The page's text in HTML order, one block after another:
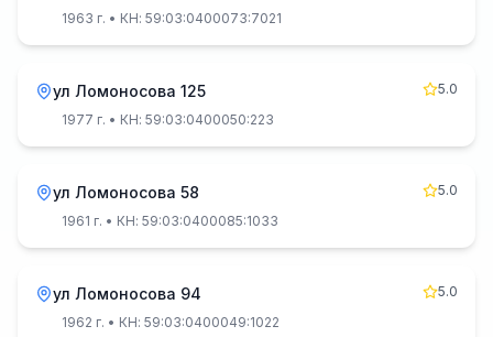
1963 г. • КН: 59:03:0400073:7021
ул Ломоносова 125
5.0
1977 г. • КН: 59:03:0400050:223
ул Ломоносова 58
5.0
1961 г. • КН: 59:03:0400085:1033
ул Ломоносова 94
5.0
1962 г. • КН: 59:03:0400049:1022